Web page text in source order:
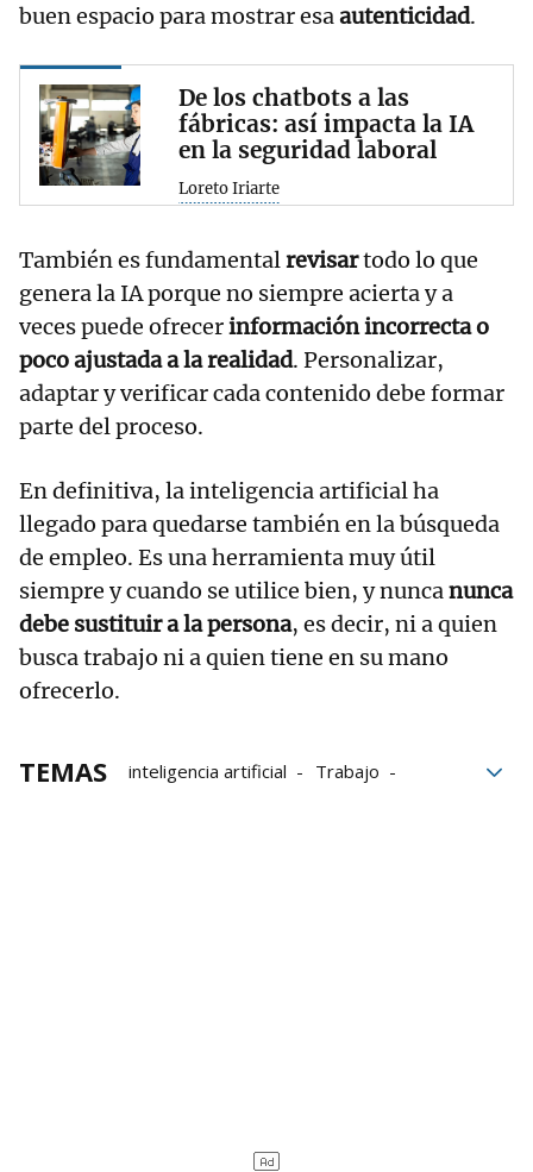
buen espacio para mostrar esaautenticidad.
De los chatbots a las
fábricas: así impacta la IA
en la seguridad laboral
Loreto Iriarte
También es fundamentalrevisartodo lo que
genera la IA porque no siempre acierta y a
veces puede ofrecerinformación incorrecta o
poco ajustada a la realidad. Personalizar,
adaptar y verificar cada contenido debe formar
parte del proceso.
En definitiva, la inteligencia artificial ha
llegado para quedarse también en la búsqueda
de empleo. Es una herramienta muy útil
siempre y cuando se utilice bien, y nuncanunca
debe sustituir a la persona, es decir, ni a quien
busca trabajo ni a quien tiene en su mano
ofrecerlo.
TEMAS inteligencia artificial
Trabajo